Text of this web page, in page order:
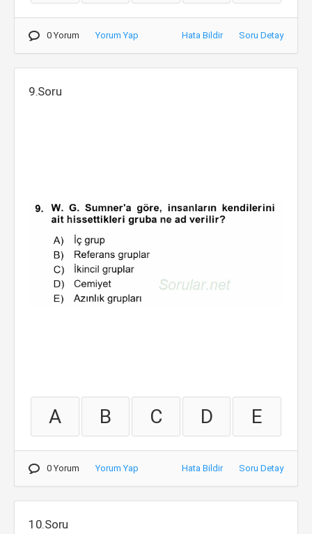
0 Yorum Yorum Yap Hata Bildir Soru Detay
9.Soru
A B C D E
0 Yorum Yorum Yap Hata Bildir Soru Detay
10.Soru